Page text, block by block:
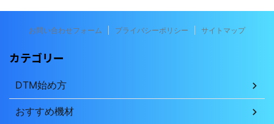
お問い合わせフォーム プライバシーポリシー サイトマップ
カテゴリー
DTM始め方
おすすめ機材